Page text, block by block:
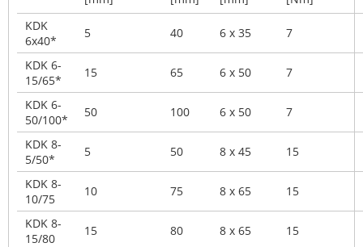
KDK
6x40*
5 40 6 x 35 7
KDK 6-
15/65*
15 65 6 x 50 7
KDK 6-
50/100*
50 100 6 x 50 7
KDK 8-
5/50*
5 50 8 x 45 15
KDK 8-
10/75
10 75 8 x 65 15
KDK 8-
15/80
15 80 8 x 65 15